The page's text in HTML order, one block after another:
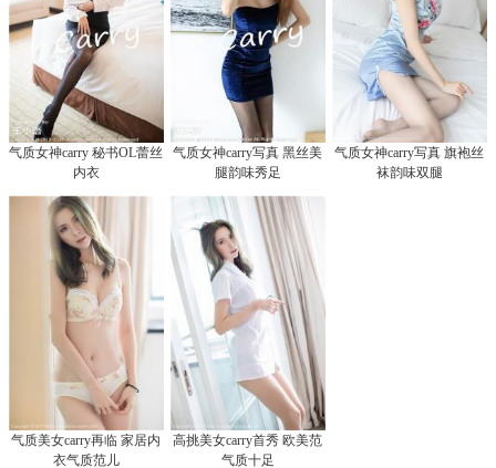
气质女神carry 秘书OL蕾丝
内衣
气质女神carry写真 黑丝美
腿韵味秀足
气质女神carry写真 旗袍丝
袜韵味双腿
气质美女carry再临 家居内
衣气质范儿
高挑美女carry首秀 欧美范
气质十足